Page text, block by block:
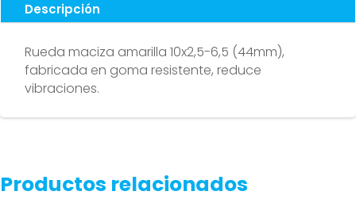
Descripción
Rueda maciza amarilla 10x2,5-6,5 (44mm),
fabricada en goma resistente, reduce
vibraciones.
Productos relacionados